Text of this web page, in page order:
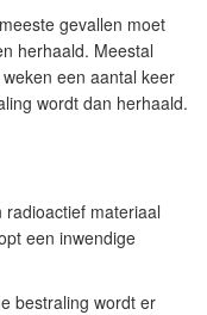
gevallen moet
herhaald. Meestal
een aantal keer
wordt dan herhaald.
materiaal
een inwendige
bestraling wordt er